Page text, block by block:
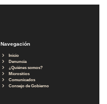
Navegación
Inicio
Denuncia
¿Quiénes somos?
Micrositios
Comunicados
Consejo de Gobierno